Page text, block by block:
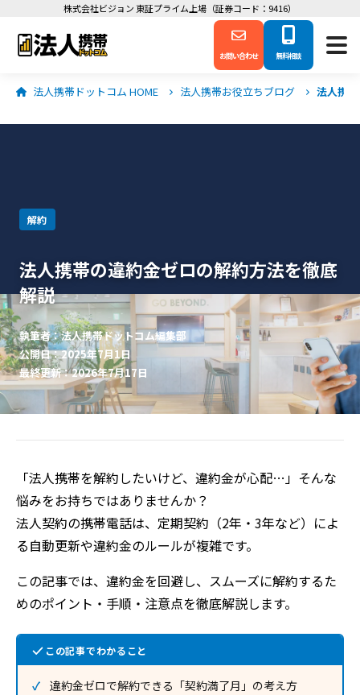
株式会社ビジョン 東証プライム上場（証券コード：9416）
お問い合わせ 無料相談
法人携帯ドットコム HOME 法人携帯お役立ちブログ 法人携
解約
法人携帯の違約金ゼロの解約方法を徹底
解説
執筆者：法人携帯ドットコム編集部
公開日：2025年7月1日
最終更新：2026年7月17日
「法人携帯を解約したいけど、違約金が心配…」そんな
悩みをお持ちではありませんか？
法人契約の携帯電話は、定期契約（2年・3年など）によ
る自動更新や違約金のルールが複雑です。
この記事では、違約金を回避し、スムーズに解約するた
めのポイント・手順・注意点を徹底解説します。
この記事でわかること
違約金ゼロで解約できる「契約満了月」の考え方